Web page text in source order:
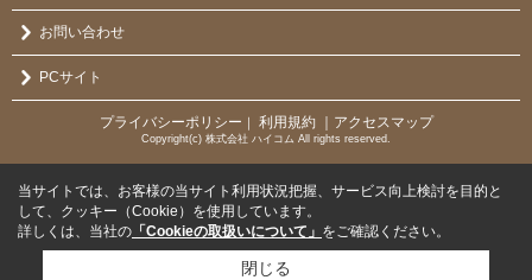
お問い合わせ
PCサイト
プライバシーポリシー ｜ 利用規約 ｜アクセスマップ
Copyright(c) 株式会社 ハイコム All rights reserved.
当サイトでは、お客様の当サイト利用状況把握、サービス向上検討を目的と
して、クッキー（Cookie）を使用しています。
詳しくは、当社の 「Cookieの取扱いについて」 をご確認ください。
閉じる